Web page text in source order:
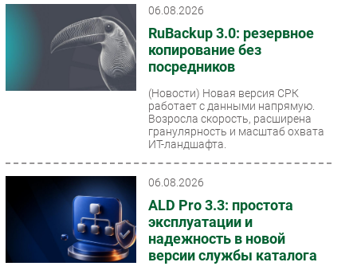
ПО
Outsourcing
Кадры
Регулирование
Инновации
CIO/Управление ИТ
Гаджеты
Здоровье
06.08.2026
RuBackup 3.0: резервное
копирование без
посредников
(Новости) Новая версия СРК
работает с данными напрямую.
Возросла скорость, расширена
гранулярность и масштаб охвата
ИТ-ландшафта.
06.08.2026
ALD Pro 3.3: простота
эксплуатации и
надежность в новой
версии службы каталога